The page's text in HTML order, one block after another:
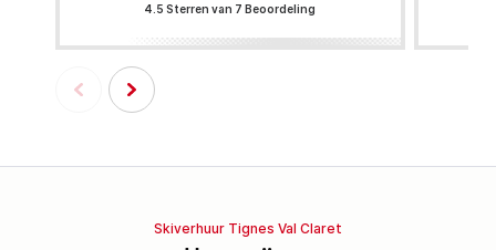
4.5 Sterren van 7 Beoordeling
Skiverhuur Tignes Val Claret